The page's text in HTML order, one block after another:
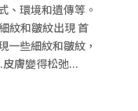
、環境和遺傳等。
紋和皺紋出現 首
一些細紋和皺紋，
膚變得松弛...